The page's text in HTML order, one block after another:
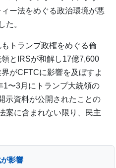
ー法をめぐる政治環境が悪
た。
トランプ政権をめぐる倫
とIRSが和解し17億7,600
がCFTCに影響を及ぼすよ
1〜3月にトランプ大統領の
示資料が公開されたことの
案に含まれない限り、民主
影響